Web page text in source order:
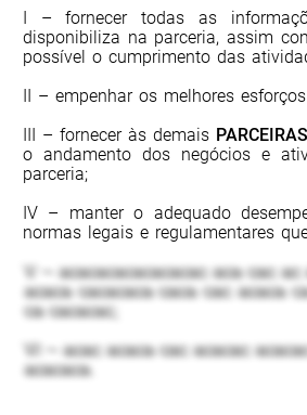
I – fornecer todas as
disponibiliza na parceria, assim
possível o cumprimento das
II – empenhar os melhores
III – fornecer às demais PARCEIRAS
o andamento dos negócios e
parceria;
IV – manter o adequado
normas legais e regulamentares
V – acacacacacacacac aca cac
acaca cacacaca caca cac acaca
ca cacacac;
VI – acac acaca cac acacac
acacaca.